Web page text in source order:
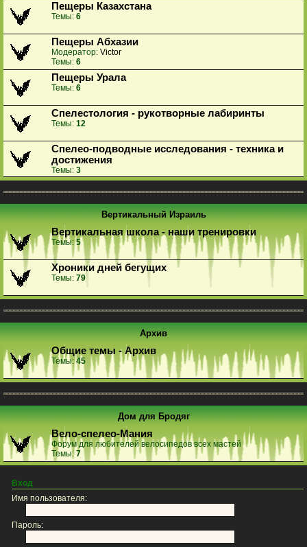
Пещеры Казахстана
Темы: 6
Пещеры Абхазии
Модератор: Victor
Темы: 6
Пещеры Урала
Темы: 6
Спелестология - рукотворные лабиринты
Темы: 12
Спелео-подводные исследования - техника и
достижения
Темы: 3
Вертикальный Израиль
Вертикальная школа - наши тренировки
Темы:5
Хроники дней бегущих
Темы: 79
Архив
Общие темы - Архив
Темы:45
Дом для Бродяг
Вело-спелео-Мания
Форум для любителей велосипедов всех мастей
Темы:7
Вход
Имя пользователя:
Пароль: